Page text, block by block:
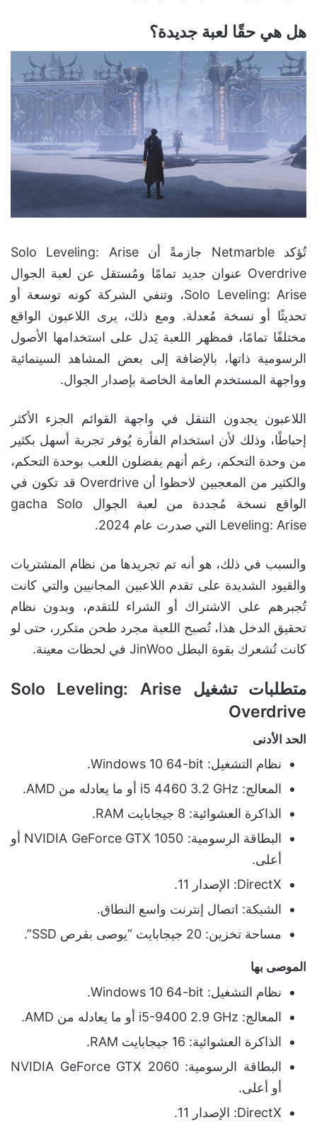
هل هي حقًا لعبة جديدة؟
تُؤكد Netmarble جازمةً أن Solo Leveling: Arise
Overdrive عنوان جديد تمامًا ومُستقل عن لعبة الجوال
Solo Leveling: Arise، وتنفي الشركة كونه توسعة أو
تحديثًا أو نسخة مُعدلة. ومع ذلك، يرى اللاعبون الواقع
مختلفًا تمامًا، فمظهر اللعبة يَدل على استخدامها الأصول
الرسومية ذاتها، بالإضافة إلى بعض المشاهد السينمائية
وواجهة المستخدم العامة الخاصة بإصدار الجوال.
اللاعبون يجدون التنقل في واجهة القوائم الجزء الأكثر
إحباطًا، وذلك لأن استخدام الفأرة يُوفر تجربة أسهل بكثير
من وحدة التحكم، رغم أنهم يفضلون اللعب بوحدة التحكم،
والكثير من المعجبين لاحظوا أن Overdrive قد تكون في
الواقع نسخة مُجددة من لعبة الجوال gacha Solo
Leveling: Arise التي صدرت عام 2024.
والسبب في ذلك، هو أنه تم تجريدها من نظام المشتريات
والقيود الشديدة على تقدم اللاعبين المجانيين والتي كانت
تُجبرهم على الاشتراك أو الشراء للتقدم، وبدون نظام
تحقيق الدخل هذا، تُصبح اللعبة مجرد طحن متكرر، حتى لو
كانت تُشعرك بقوة البطل JinWoo في لحظات معينة.
متطلبات تشغيل Solo Leveling: Arise
Overdrive
الحد الأدنى
نظام التشغيل: Windows 10 64-bit.
المعالج: i5 4460 3.2 GHz أو ما يعادله من AMD.
الذاكرة العشوائية: 8 جيجابايت RAM.
البطاقة الرسومية: NVIDIA GeForce GTX 1050 أو
أعلى.
DirectX: الإصدار 11.
الشبكة: اتصال إنترنت واسع النطاق.
مساحة تخزين: 20 جيجابايت “يوصى بقرص SSD”.
الموصى بها
نظام التشغيل: Windows 10 64-bit.
المعالج: i5-9400 2.9 GHz أو ما يعادله من AMD.
الذاكرة العشوائية: 16 جيجابايت RAM.
البطاقة الرسومية: NVIDIA GeForce GTX 2060
أو أعلى.
DirectX: الإصدار 11.